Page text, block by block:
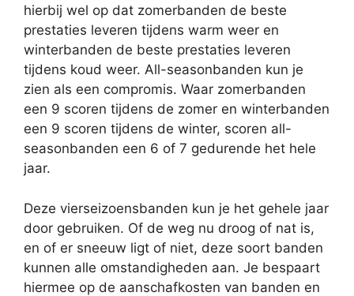
hierbij wel op dat zomerbanden de beste
prestaties leveren tijdens warm weer en
winterbanden de beste prestaties leveren
tijdens koud weer. All-seasonbanden kun je
zien als een compromis. Waar zomerbanden
een 9 scoren tijdens de zomer en winterbanden
een 9 scoren tijdens de winter, scoren all-
seasonbanden een 6 of 7 gedurende het hele
jaar.
Deze vierseizoensbanden kun je het gehele jaar
door gebruiken. Of de weg nu droog of nat is,
en of er sneeuw ligt of niet, deze soort banden
kunnen alle omstandigheden aan. Je bespaart
hiermee op de aanschafkosten van banden en